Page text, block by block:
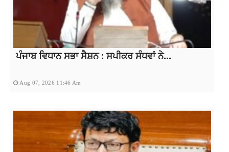
ਪੰਜਾਬ ਵਿਧਾਨ ਸਭਾ ਸੈਸ਼ਨ : ਸਪੀਕਰ ਸੰਧਵਾਂ ਨੇ...
Aug 07, 2026 11:46 Am